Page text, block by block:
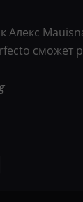
Алекс
сможет